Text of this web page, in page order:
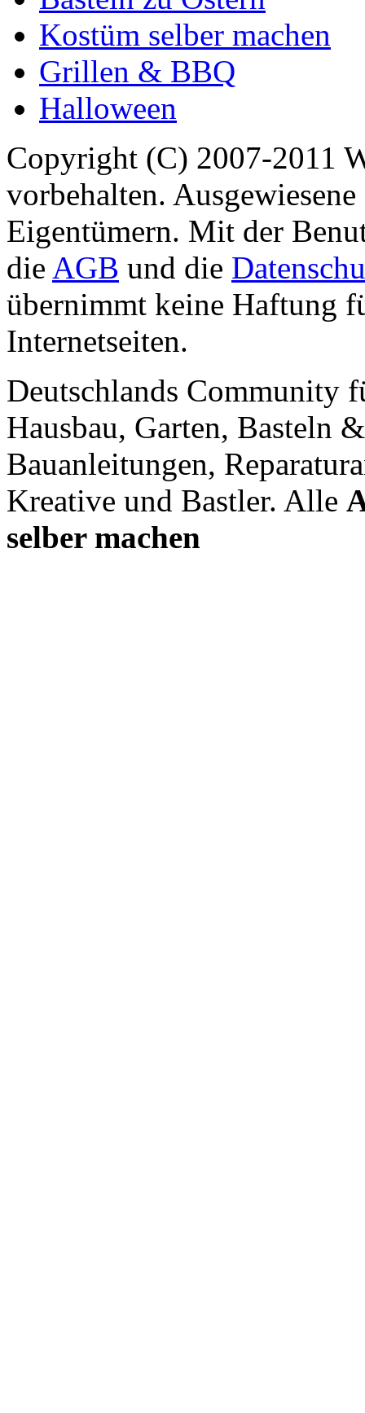
Kostüm selber machen
Grillen & BBQ
Halloween
Copyright (C) 2007-2011
vorbehalten.
Eigentümern. Mit der
die AGB und die
übernimmt keine Haftung
Internetseiten.
Deutschlands Community
Hausbau, Garten, Basteln
Bauanleitungen,
Kreative und Bastler. Alle
selber machen